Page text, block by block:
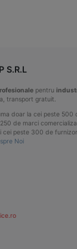
S.R.L
pentru
transport gratuit.
doar la cei peste 500
de marci
cei peste 300 de
Noi